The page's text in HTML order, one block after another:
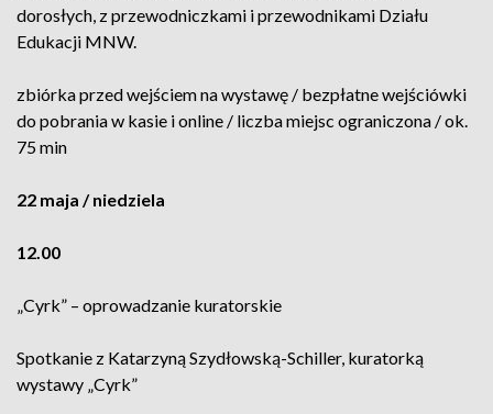
dorosłych, z przewodniczkami i przewodnikami Działu
Edukacji MNW.
zbiórka przed wejściem na wystawę / bezpłatne wejściówki
do pobrania w kasie i online / liczba miejsc ograniczona / ok.
75 min
22 maja / niedziela
12.00
„Cyrk” – oprowadzanie kuratorskie
Spotkanie z Katarzyną Szydłowską-Schiller, kuratorką
wystawy „Cyrk”